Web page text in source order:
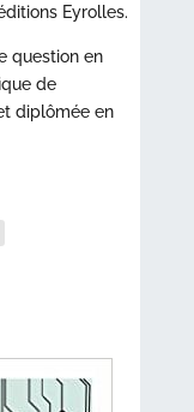
Eyrolles.
question en
de
diplômée en